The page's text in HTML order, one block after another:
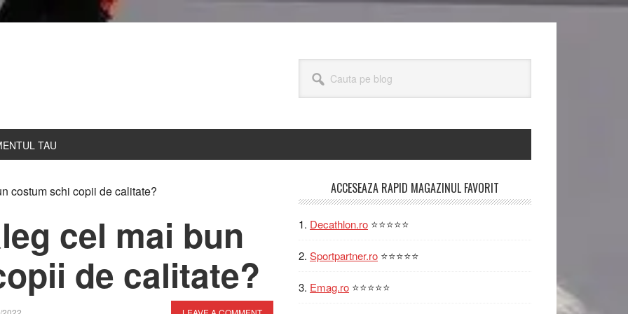
blog
TAU
costum schi copii de calitate?
cel mai bun
de calitate?
Primary
Sidebar
ACCESEAZA RAPID MAGAZINUL FAVORIT
Decathlon.ro ⭐⭐⭐⭐⭐
Sportpartner.ro ⭐⭐⭐⭐⭐
Emag.ro ⭐⭐⭐⭐⭐